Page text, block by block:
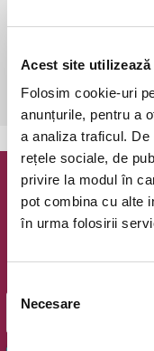
Acest site
Folosim cookie-uri
anunțurile, pentru a
a analiza traficul.
rețele sociale, de
privire la modul în
pot combina cu alte
în urma folosirii
consimțământului
Necesare
oră / cu 40 minute mai
Informații suplimentare,